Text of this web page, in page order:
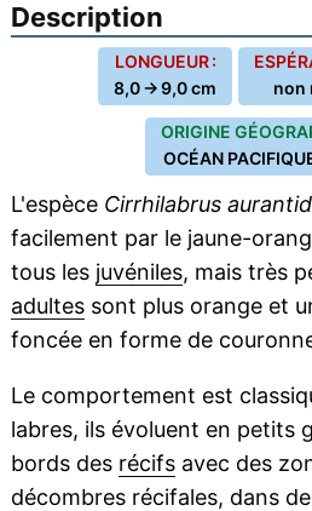
Description
LONGUEUR :
8,0 → 9,0 cm
non
ORIGINE
OCÉAN
L'espèce Cirrhilabrus
facilement par le jaune-
tous les juvéniles, mais très
adultessont plus orange et
foncée en forme de
Le comportement est
labres, ils évoluent en petits
bords des récifsavec des
décombres récifales, dans